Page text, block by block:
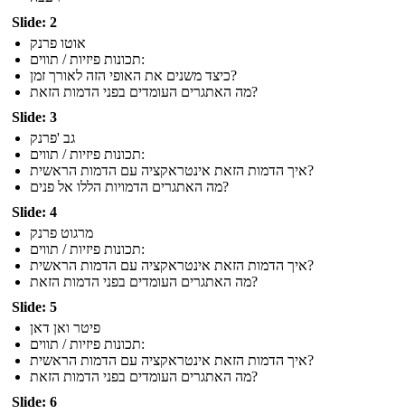
Slide: 2
אוטו פרנק
תכונות פיזיות / תווים:
כיצד משנים את האופי הזה לאורך זמן?
מה האתגרים העומדים בפני הדמות הזאת?
Slide: 3
גב 'פרנק
תכונות פיזיות / תווים:
איך הדמות הזאת אינטראקציה עם הדמות הראשית?
מה האתגרים הדמויות הללו אל פנים?
Slide: 4
מרגוט פרנק
תכונות פיזיות / תווים:
איך הדמות הזאת אינטראקציה עם הדמות הראשית?
מה האתגרים העומדים בפני הדמות הזאת?
Slide: 5
פיטר ואן דאן
תכונות פיזיות / תווים:
איך הדמות הזאת אינטראקציה עם הדמות הראשית?
מה האתגרים העומדים בפני הדמות הזאת?
Slide: 6